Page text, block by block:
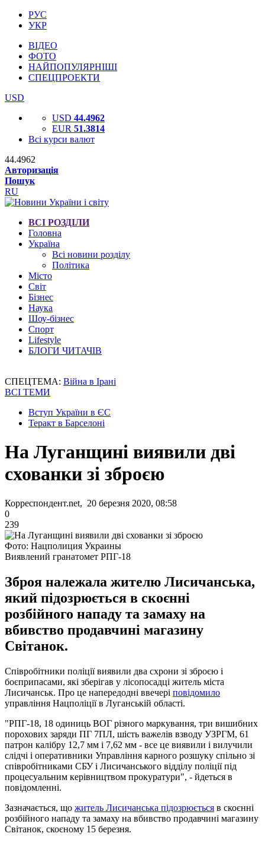
РУС
УКР
ВІДЕО
ФОТО
НАЙПОПУЛЯРНІШІ
СПЕЦПРОЕКТИ
USD
USD 44.4962
EUR 51.3814
Всі курси валют
44.4962
Авторизація
Пошук
RU
ВСІ РОЗДІЛИ
Головна
Україна
Всі новини розділу
Політика
Місто
Світ
Бізнес
Наука
Шоу-бізнес
Спорт
Lifestyle
БЛОГИ ЧИТАЧІВ
СПЕЦТЕМА: Війна в Ірані
ВСІ ТЕМИ
Вступ України в ЄС
Теракт в Барселоні
На Луганщині виявили дві
схованки зі зброєю
Корреспондент.net, 20 березня 2020, 08:58
0
239
Фото: Нацполиция Украины
Виявлений гранатомет РПГ-18
Зброя належала жителю Лисичанська,
який підозрюється в скоєнні
розбійного нападу та замаху на
вбивство продавчині магазину
Світанок.
Співробітники поліції виявили два схрони зі зброєю і
боєприпасами, які зберігав у лісопосадці житель міста
Лисичанськ. Про це напередодні ввечері повідомило
управління Нацполіції в Луганській області.
"РПГ-18, 18 одиниць ВОГ різного маркування, три вишибних
порохових заряди ПГ 7ПЛ, шість важелів взводу УЗРГМ, 61
патрон калібру 12,7 мм і 7,62 мм - все це виявили і вилучили
слідчі і оперативники Управління карного розшуку спільно зі
співробітниками СБУ і Лисичанського відділу поліції під
процесуальним керівництвом прокуратури", - йдеться в
повідомленні.
Зазначається, що житель Лисичанська підозрюється в скоєнні
розбійного нападу та замаху на вбивство продавчині магазину
Світанок, скоєному 15 березня.